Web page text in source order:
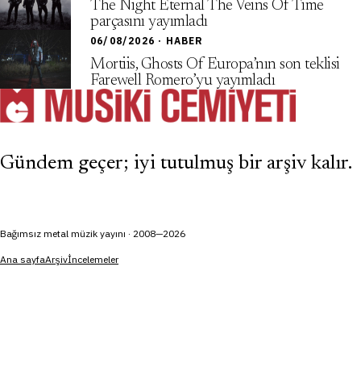
The Night Eternal The Veins Of Time
parçasını yayımladı
06/08/2026 · HABER
Mortiis, Ghosts Of Europa’nın son teklisi
Farewell Romero’yu yayımladı
Gündem geçer; iyi tutulmuş bir arşiv kalır.
Bağımsız metal müzik yayını · 2008—2026
Ana sayfaArşivİncelemeler